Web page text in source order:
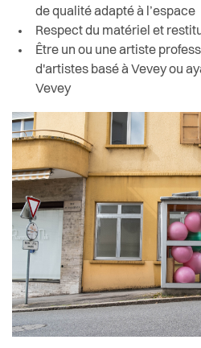
de qualité adapté à l’espace
Respect du matériel et
Être un ou une artiste
d'artistes basé à Vevey ou
Vevey